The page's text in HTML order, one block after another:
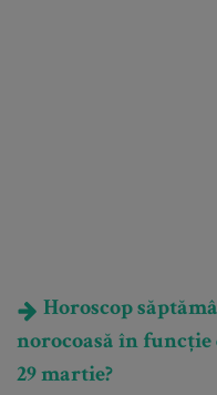
Horoscop
norocoasă în funcție
29 martie?